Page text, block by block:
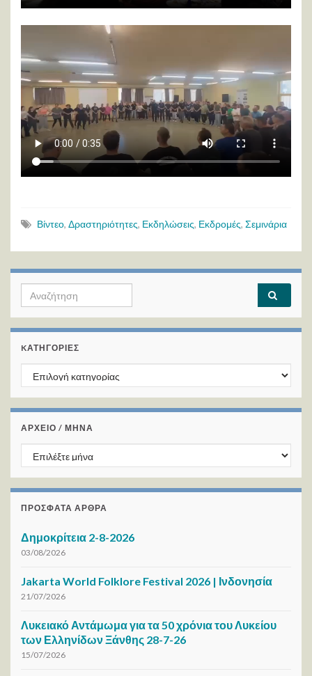
Βίντεο, Δραστηριότητες, Εκδηλώσεις, Εκδρομές, Σεμινάρια
Search for:
KΑΤΗΓΟΡΊΕΣ
Kατηγορίες
ΑΡΧΕΙΟ / ΜΗΝΑ
ΑΡΧΕΙΟ / ΜΗΝΑ
ΠΡΌΣΦΑΤΑ ΆΡΘΡΑ
Δημοκρίτεια 2-8-2026
03/08/2026
Jakarta World Folklore Festival 2026 | Ινδονησία
21/07/2026
Λυκειακό Αντάμωμα για τα 50 χρόνια του Λυκείου
των Ελληνίδων Ξάνθης 28-7-26
15/07/2026